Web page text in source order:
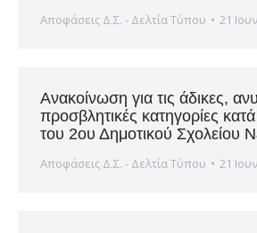
Αποφάσεις Δ.Σ. - Δελτία Τύπου 21
Ανακοίνωση για τις άδικες,
προσβλητικές κατηγορίες
του 2ου Δημοτικού Σχολείου
Αποφάσεις Δ.Σ. - Δελτία Τύπου 21